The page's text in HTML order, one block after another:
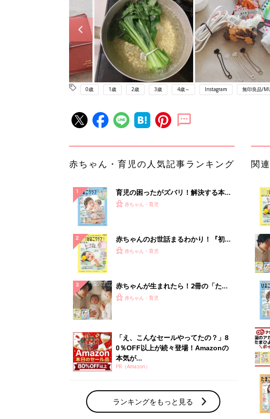
0歳 1歳 2歳 3歳 4歳～ Instagram 無印良品/
赤ちゃん・育児の人気記事ランキング
育児の困ったがズバリ！解決する本
『ひよこクラブ 夏号』 4カ月～2才
赤ちゃん・育児
赤ちゃんのお世話まるわかり！『初め
てのひよこクラブ 夏号』〈巻頭大特
赤ちゃん・育児
赤ちゃんが生まれたら！2冊の「たま
ひよ」
赤ちゃん・育児
「え、こんなセールやってたの？」8
0％OFF以上が続々登場！Amazonの
本気が...
PR（Amazon）
ランキングをもっと見る
関